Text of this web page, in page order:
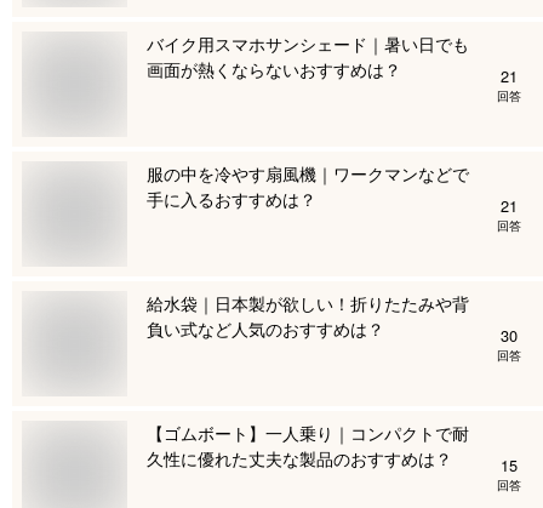
バイク用スマホサンシェード｜暑い日でも
画面が熱くならないおすすめは？
21
回答
服の中を冷やす扇風機｜ワークマンなどで
手に入るおすすめは？
21
回答
給水袋｜日本製が欲しい！折りたたみや背
負い式など人気のおすすめは？
30
回答
【ゴムボート】一人乗り｜コンパクトで耐
久性に優れた丈夫な製品のおすすめは？
15
回答